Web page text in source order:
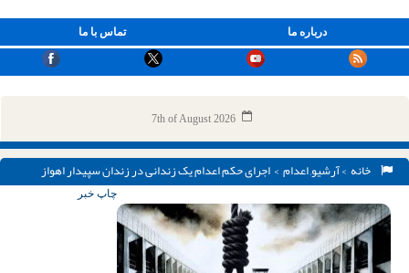
تماس با ما درباره ما
7th of August 2026
خانه >آرشیو,اعدام> اجرای حکم اعدام یک زندانی در زندان سپیدار اهواز
چاپ خبر